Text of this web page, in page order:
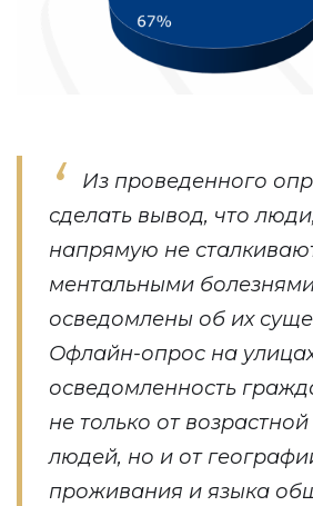
Из проведенного
сделать вывод, что
напрямую не
ментальными
осведомлены об их
Офлайн-опрос на
осведомленность
не только от
людей, но и от
проживания и языка